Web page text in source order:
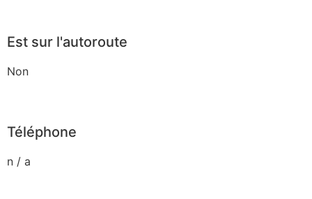
Est sur l'autoroute
Non
Téléphone
n / a